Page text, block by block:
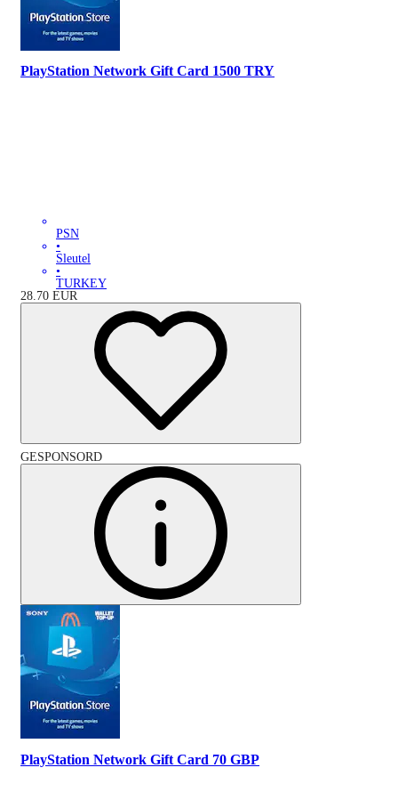
PlayStation Network Gift Card 1500 TRY
PSN
•
Sleutel
•
TURKEY
28.70 EUR
GESPONSORD
PlayStation Network Gift Card 70 GBP